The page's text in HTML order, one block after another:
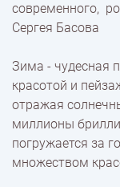
современного,
Сергея Басова
Зима - чудесная
красотой и
отражая
миллионы
погружается за
множеством